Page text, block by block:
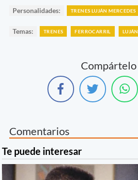
Personalidades: TRENES LUJÁN MERCEDES
Temas: TRENES FERROCARRIL LUJÁN
Compártelo
Comentarios